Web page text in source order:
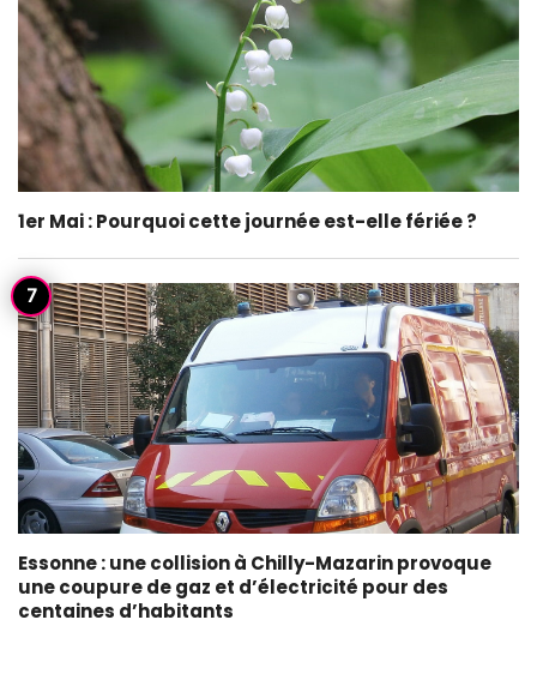
1er Mai : Pourquoi cette journée est-elle fériée ?
Essonne : une collision à Chilly-Mazarin provoque
une coupure de gaz et d’électricité pour des
centaines d’habitants